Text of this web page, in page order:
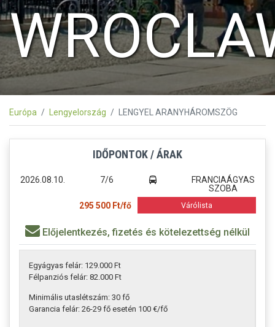
Európa Lengyelország LENGYEL ARANYHÁROMSZÖG
IDŐPONTOK / ÁRAK
2026.08.10. 7/6
FRANCIAÁGYAS
SZOBA
295 500 Ft/fő
Várólista
Előjelentkezés, fizetés és kötelezettség nélkül
Egyágyas felár: 129.000 Ft
Félpanziós felár: 82.000 Ft
Minimális utaslétszám: 30 fő
Garancia felár: 26-29 fő esetén 100 €/fő